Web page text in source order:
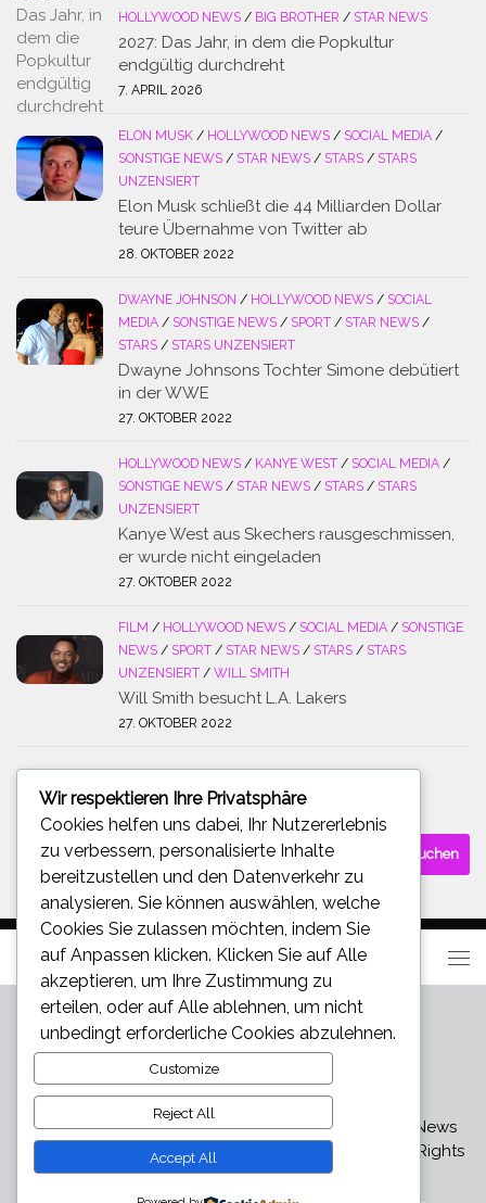
HOLLYWOOD NEWS / BIG BROTHER / STAR NEWS
2027: Das Jahr, in dem die Popkultur
endgültig durchdreht
7. APRIL 2026
ELON MUSK / HOLLYWOOD NEWS / SOCIAL MEDIA /
SONSTIGE NEWS / STAR NEWS / STARS / STARS
UNZENSIERT
Elon Musk schließt die 44 Milliarden Dollar
teure Übernahme von Twitter ab
28. OKTOBER 2022
DWAYNE JOHNSON / HOLLYWOOD NEWS / SOCIAL
MEDIA / SONSTIGE NEWS / SPORT / STAR NEWS /
STARS / STARS UNZENSIERT
Dwayne Johnsons Tochter Simone debütiert
in der WWE
27. OKTOBER 2022
HOLLYWOOD NEWS / KANYE WEST / SOCIAL MEDIA /
SONSTIGE NEWS / STAR NEWS / STARS / STARS
UNZENSIERT
Kanye West aus Skechers rausgeschmissen,
er wurde nicht eingeladen
27. OKTOBER 2022
FILM / HOLLYWOOD NEWS / SOCIAL MEDIA / SONSTIGE
NEWS / SPORT / STAR NEWS / STARS / STARS
UNZENSIERT / WILL SMITH
Will Smith besucht L.A. Lakers
27. OKTOBER 2022
SUCHE
Suchen
nach:
Star und Promi News - Aktuelle Bilder, Videos und News
über den neuesten Klatsch und Tratsch © 2026. All Rights
Reserved.
Wir respektieren Ihre Privatsphäre
Cookies helfen uns dabei, Ihr Nutzererlebnis
zu verbessern, personalisierte Inhalte
bereitzustellen und den Datenverkehr zu
analysieren. Sie können auswählen, welche
Cookies Sie zulassen möchten, indem Sie
auf Anpassen klicken. Klicken Sie auf Alle
akzeptieren , um Ihre Zustimmung zu
erteilen, oder auf Alle ablehnen , um nicht
unbedingt erforderliche Cookies abzulehnen.
Customize
Reject All
Accept All